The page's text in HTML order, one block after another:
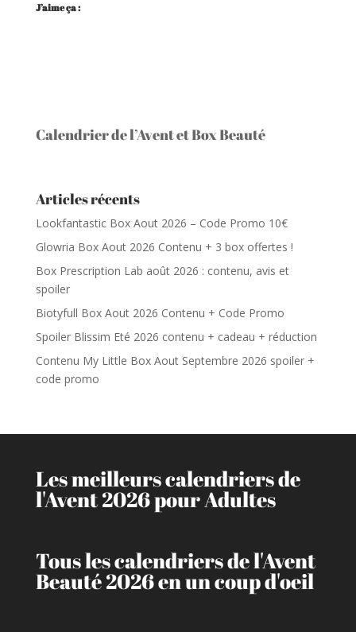
J’aime ça :
Calendrier de l’Avent et Box Beauté
Articles récents
Lookfantastic Box Aout 2026 – Code Promo 10€
Glowria Box Aout 2026 Contenu + 3 box offertes !
Box Prescription Lab août 2026 : contenu, avis et
spoiler
Biotyfull Box Aout 2026 Contenu + Code Promo
Spoiler Blissim Eté 2026 contenu + cadeau + réduction
Contenu My Little Box Aout Septembre 2026 spoiler +
code promo
Les meilleurs calendriers de
l'Avent 2026 pour Adultes
Tous les calendriers de l'Avent
Beauté 2026 en un coup d'oeil